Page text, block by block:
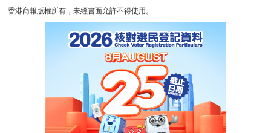
香港商報版權所有，未經書面允許不得使用。